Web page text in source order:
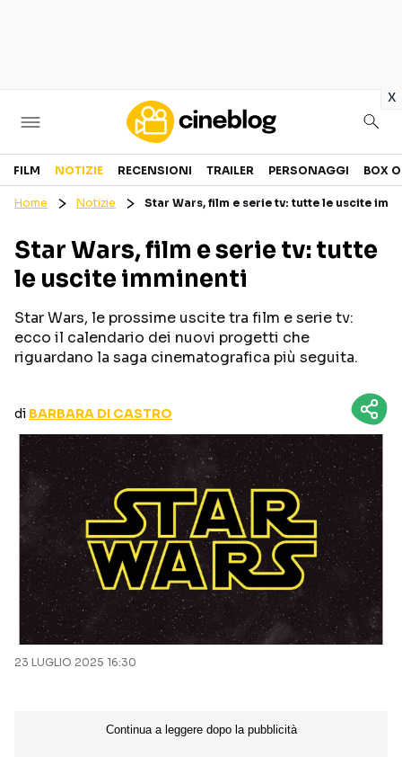
x
Cinema
GENERI
PERSONAGGI
CANALI STREAMING
Categorie
CURIOSITÀ
RECENSIONI
Seguici sui social
FILM NOTIZIE RECENSIONI TRAILER PERSONAGGI BOX
Home Notizie Star Wars, film e serie tv: tutte le uscite
Star Wars, film e serie tv: tutte
le uscite imminenti
Star Wars, le prossime uscite tra film e serie tv:
ecco il calendario dei nuovi progetti che
riguardano la saga cinematografica più seguita.
di BARBARA DI CASTRO
23 LUGLIO 2025 16:30